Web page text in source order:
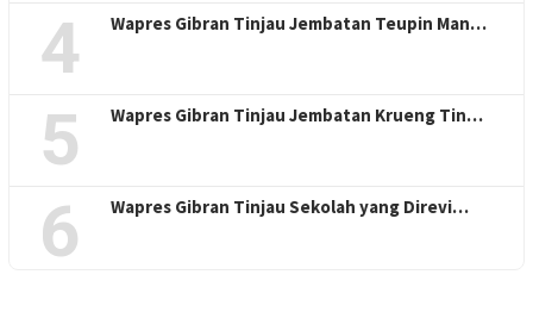
4 Wapres Gibran Tinjau Jembatan Teupin Man…
5 Wapres Gibran Tinjau Jembatan Krueng Tin…
6 Wapres Gibran Tinjau Sekolah yang Direvi…